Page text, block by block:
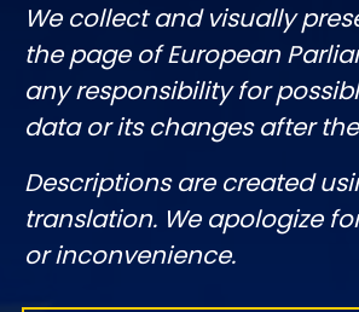
We collect and visually
the page of European
any responsibility for
data or its changes after
Descriptions are created
translation. We apologize
or inconvenience.